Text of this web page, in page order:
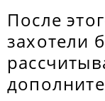
После
захотели